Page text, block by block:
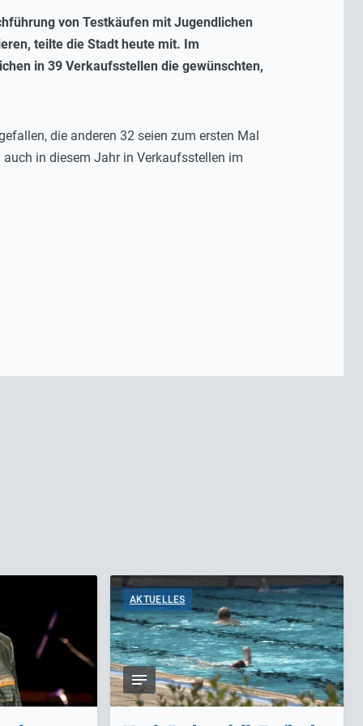
von Testkäufen mit Jugendlichen
teilte die Stadt heute mit. Im
in 39 Verkaufsstellen die gewünschten,
die anderen 32 seien zum ersten Mal
in diesem Jahr in Verkaufsstellen im
AKTUELLES